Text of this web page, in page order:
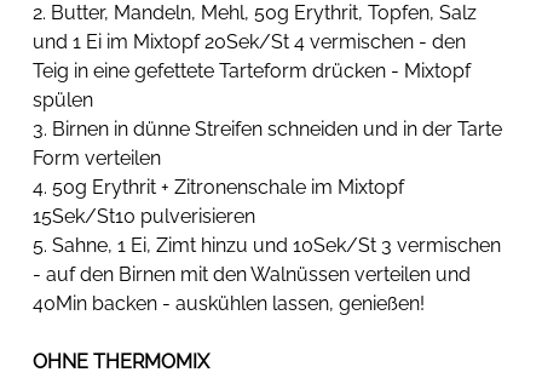
2. Butter, Mandeln, Mehl, 50g Erythrit, Topfen, Salz
und 1 Ei im Mixtopf 20Sek/St 4 vermischen - den
Teig in eine gefettete Tarteform drücken - Mixtopf
spülen
3. Birnen in dünne Streifen schneiden und in der Tarte
Form verteilen
4. 50g Erythrit + Zitronenschale im Mixtopf
15Sek/St10 pulverisieren
5. Sahne, 1 Ei, Zimt hinzu und 10Sek/St 3 vermischen
- auf den Birnen mit den Walnüssen verteilen und
40Min backen - auskühlen lassen, genießen!
OHNE THERMOMIX